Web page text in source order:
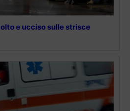
e ucciso sulle strisce